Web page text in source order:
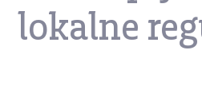
lokalne